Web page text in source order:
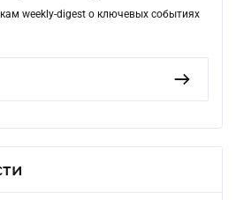
weekly-digest о ключевых событиях